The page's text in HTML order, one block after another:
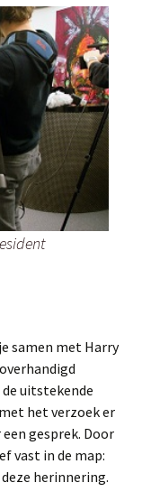
samen met Harry
uitstekende
het verzoek er
gesprek. Door
vast in de map:
herinnering.